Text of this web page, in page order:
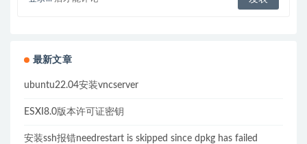
最新文章
ubuntu22.04安装vncserver
ESXI8.0版本许可证密钥
安装ssh报错needrestart is skipped since dpkg has failed